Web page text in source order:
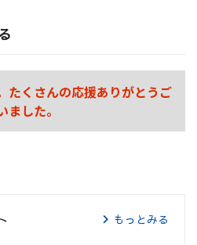
たくさんの応援ありがとうご
ました。
もっとみる